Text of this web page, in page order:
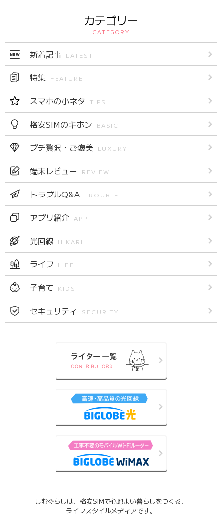
カテゴリー
CATEGORY
新着記事 LATEST
特集 FEATURE
スマホの小ネタ TIPS
格安SIMのキホン BASIC
プチ贅沢・ご褒美 LUXURY
端末レビュー REVIEW
トラブルQ&A TROUBLE
アプリ紹介 APP
光回線 HIKARI
ライフ LIFE
子育て KIDS
セキュリティ SECURITY
しむぐらしは、格安SIMで心地よい暮らしをつくる、
ライフスタイルメディアです。